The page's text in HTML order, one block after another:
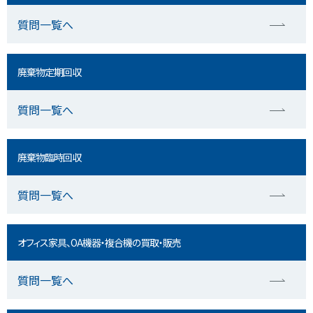
質問一覧へ
廃棄物定期回収
質問一覧へ
廃棄物臨時回収
質問一覧へ
オフィス家具、OA機器・複合機の買取・販売
質問一覧へ